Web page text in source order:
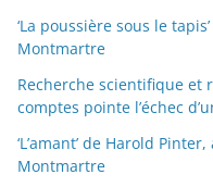
‘La poussière sous le
Montmartre
Recherche scientifique et
comptes pointe l’échec
‘L’amant’ de Harold
Montmartre